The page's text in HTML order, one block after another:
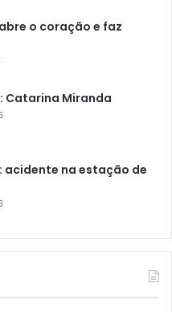
o coração e faz
Catarina Miranda
acidente na estação de